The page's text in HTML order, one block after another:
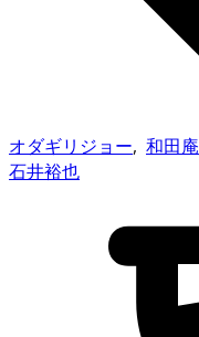
オダギリジョー, 和田庵
石井裕也